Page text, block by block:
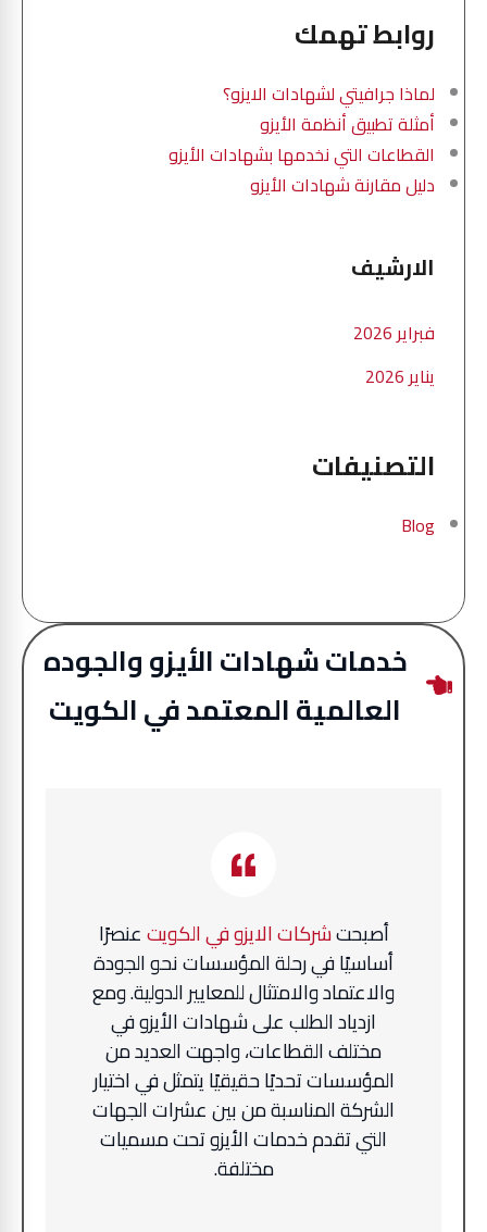
روابط تهمك
لماذا جرافيتي لشهادات الايزو؟
أمثلة تطبيق أنظمة الأيزو
القطاعات التي نخدمها بشهادات الأيزو
دليل مقارنة شهادات الأيزو
الارشيف
فبراير 2026
يناير 2026
التصنيفات
Blog
خدمات شهادات الأيزو والجوده
العالمية المعتمد في الكويت
أصبحتشركات الايزو في الكويتعنصرًا
أساسيًا في رحلة المؤسسات نحو الجودة
والاعتماد والامتثال للمعايير الدولية. ومع
ازدياد الطلب على شهادات الأيزو في
مختلف القطاعات، واجهت العديد من
المؤسسات تحديًا حقيقيًا يتمثل في اختيار
الشركة المناسبة من بين عشرات الجهات
التي تقدم خدمات الأيزو تحت مسميات
مختلفة.